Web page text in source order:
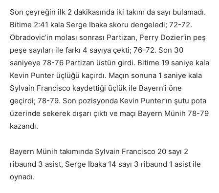
Son çeyreğin ilk 2 dakikasında iki takım da sayı bulamadı.
Bitime 2:41 kala Serge Ibaka skoru dengeledi; 72-72.
Obradovic’in molası sonrası Partizan, Perry Dozier’in peş
peşe sayıları ile farkı 4 sayıya çekti; 76-72. Son 30
saniyeye 78-76 Partizan üstün girdi. Bitime 19 saniye kala
Kevin Punter üçlüğü kaçırdı. Maçın sonuna 1 saniye kala
Sylvain Francisco kaydettiği üçlük ile Bayern’i öne
geçirdi; 78-79. Son pozisyonda Kevin Punter’ın şutu pota
üzerinde sekerek dışarı çıktı ve maçı Bayern Münih 78-79
kazandı.
Bayern Münih takımında Sylvain Francisco 20 sayı 2
ribaund 3 asist, Serge Ibaka 14 sayı 3 ribaund 1 asist ile
oynadı.